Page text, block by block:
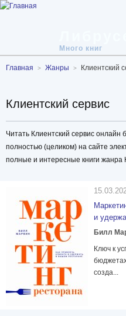
Много книг
Главная Жанры Клиентский
Клиентский сервис
Читать Клиентский сервис онлайн
полностью (целиком) на сайте
полные и интересные книги жанра
и
Билл
Ключ к
созда...